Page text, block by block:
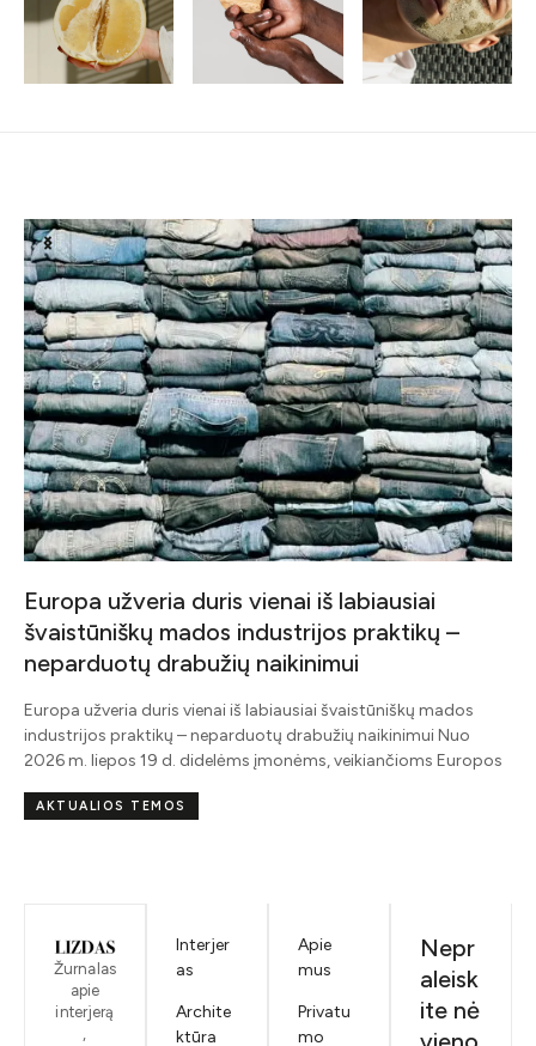
Europa užveria duris vienai iš labiausiai
švaistūniškų mados industrijos praktikų –
neparduotų drabužių naikinimui
Europa užveria duris vienai iš labiausiai švaistūniškų mados
industrijos praktikų – neparduotų drabužių naikinimui Nuo
2026 m. liepos 19 d. didelėms įmonėms, veikiančioms Europos
AKTUALIOS TEMOS
Žurnalas
apie
interjerą
Interjer
as
Archite
ktūra
Apie
mus
Privatu
mo
Nepr
aleisk
ite nė